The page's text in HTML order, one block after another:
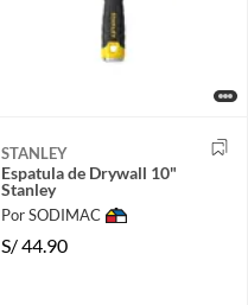
STANLEY
Espatula de Drywall 10"
Stanley
Por SODIMAC
S/44.90